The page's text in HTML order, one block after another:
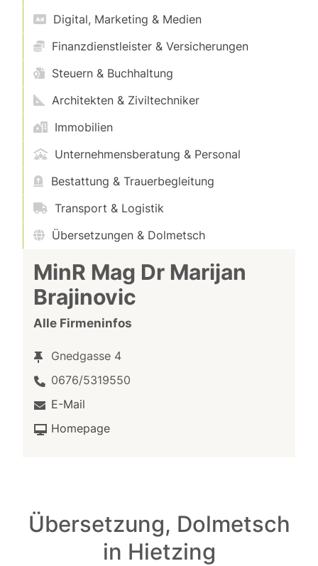
Digital, Marketing & Medien
Finanzdienstleister & Versicherungen
Steuern & Buchhaltung
Architekten & Ziviltechniker
Immobilien
Unternehmensberatung & Personal
Bestattung & Trauerbegleitung
Transport & Logistik
Übersetzungen & Dolmetsch
MinR Mag Dr Marijan
Brajinovic
Alle Firmeninfos
Gnedgasse 4
0676/5319550
E-Mail
Homepage
Übersetzung, Dolmetsch
in Hietzing